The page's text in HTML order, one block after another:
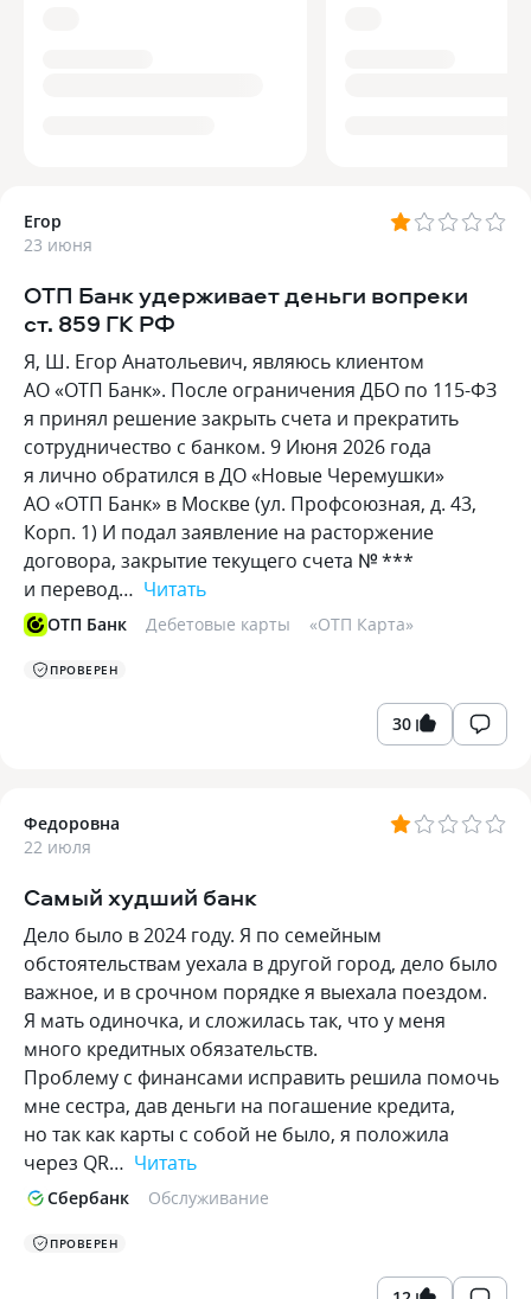
Егор
23 июня
ОТП Банк удерживает деньги вопреки
ст. 859 ГК РФ
Я, Ш. Егор Анатольевич, являюсь клиентом
АО «ОТП Банк». После ограничения ДБО по 115-ФЗ
я принял решение закрыть счета и прекратить
сотрудничество с банком. 9 Июня 2026 года
я лично обратился в ДО «Новые Черемушки»
АО «ОТП Банк» в Москве (ул. Профсоюзная, д. 43,
Корп. 1) И подал заявление на расторжение
договора, закрытие текущего счета № ***
и перевод… Читать
ОТП Банк Дебетовые карты «ОТП Карта»
ПРОВЕРЕН
30
Федоровна
22 июля
Самый худший банк
Дело было в 2024 году. Я по семейным
обстоятельствам уехала в другой город, дело было
важное, и в срочном порядке я выехала поездом.
Я мать одиночка, и сложилась так, что у меня
много кредитных обязательств.
Проблему с финансами исправить решила помочь
мне сестра, дав деньги на погашение кредита,
но так как карты с собой не было, я положила
через QR… Читать
Сбербанк Обслуживание
ПРОВЕРЕН